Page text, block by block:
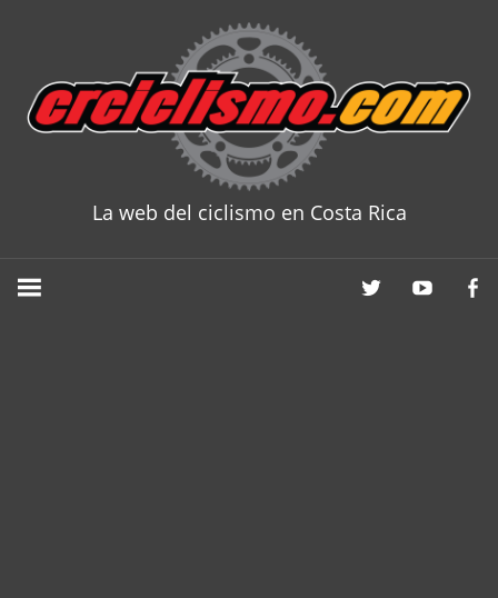
content
La web del ciclismo en Costa Rica